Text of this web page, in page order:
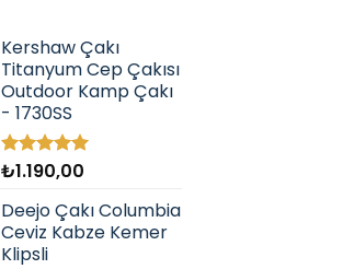
Kershaw Çakı
Titanyum Cep Çakısı
Outdoor Kamp Çakı
- 1730SS
5 üzerinden
aldı
₺1.190,00
Deejo Çakı Columbia
Ceviz Kabze Kemer
Klipsli